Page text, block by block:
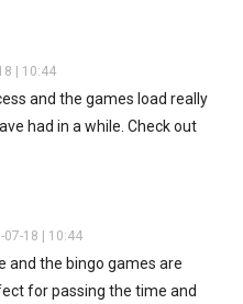
| 10:44
and the games load really
had in a while. Check out
07-18 | 10:44
and the bingo games are
for passing the time and